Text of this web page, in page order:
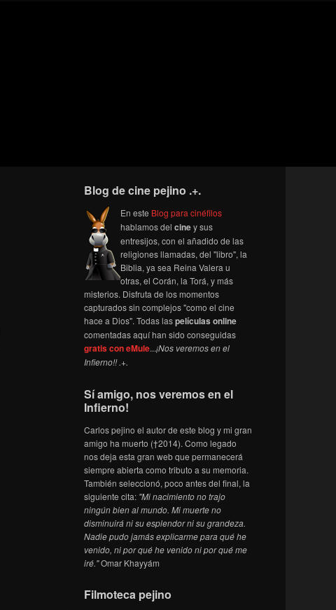
Blog de cine pejino .+.
En este Blog para cinéfilos
hablamos del ciney sus
entresijos, con el añadido de las
religiones llamadas, del "libro", la
Biblia, ya sea Reina Valera u
otras, el Corán, la Torá, y más
misterios. Disfruta de los momentos
capturados sin complejos "como el cine
hace a Dios". Todas laspelículas online
comentadas aquí han sido conseguidas
gratis con eMule...¡Nos veremos en el
Infierno!! .+.
Sí amigo, nos veremos en el
Infierno!
Carlos pejino el autor de este blog y mi gran
amigo ha muerto (†2014). Como legado
nos deja esta gran web que permanecerá
siempre abierta como tributo a su memoria.
También seleccionó, poco antes del final, la
siguiente cita: "Mi nacimiento no trajo
ningún bien al mundo. Mi muerte no
disminuirá ni su esplendor ni su grandeza.
Nadie pudo jamás explicarme para qué he
venido, ni por qué he venido ni por qué me
iré."Omar Khayyám
Filmoteca pejino